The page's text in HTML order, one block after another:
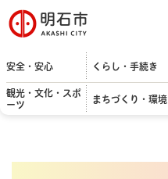
明石市
安全・安心 くらし・手続き
観光・文化・スポ
ーツ
まちづくり・環境